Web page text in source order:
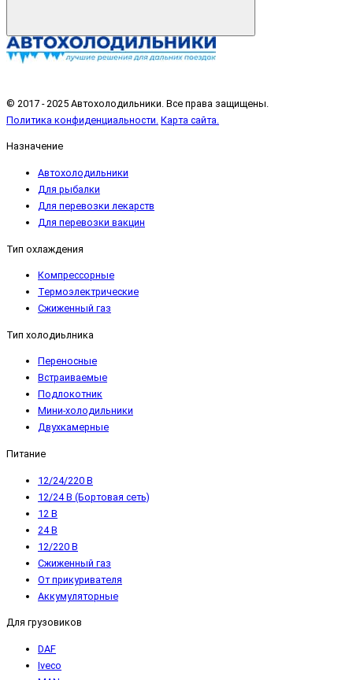
© 2017 - 2025 Автохолодильники. Все права защищены.
Политика конфиденциальности. Карта сайта.
Назначение
Автохолодильники
Для рыбалки
Для перевозки лекарств
Для перевозки вакцин
Тип охлаждения
Компрессорные
Термоэлектрические
Сжиженный газ
Тип холодиьлника
Переносные
Встраиваемые
Подлокотник
Мини-холодильники
Двухкамерные
Питание
12/24/220 В
12/24 В (Бортовая сеть)
12 В
24 В
12/220 В
Сжиженный газ
От прикуривателя
Аккумуляторные
Для грузовиков
DAF
Iveco